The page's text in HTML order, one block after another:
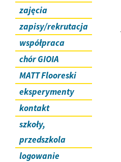
zajęcia
zapisy/rekrutacja
współpraca
chór GIOIA
MATT Flooreski
eksperymenty
kontakt
szkoły,
przedszkola
logowanie